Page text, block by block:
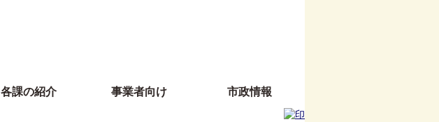
各課の紹介 事業者向け 市政情報